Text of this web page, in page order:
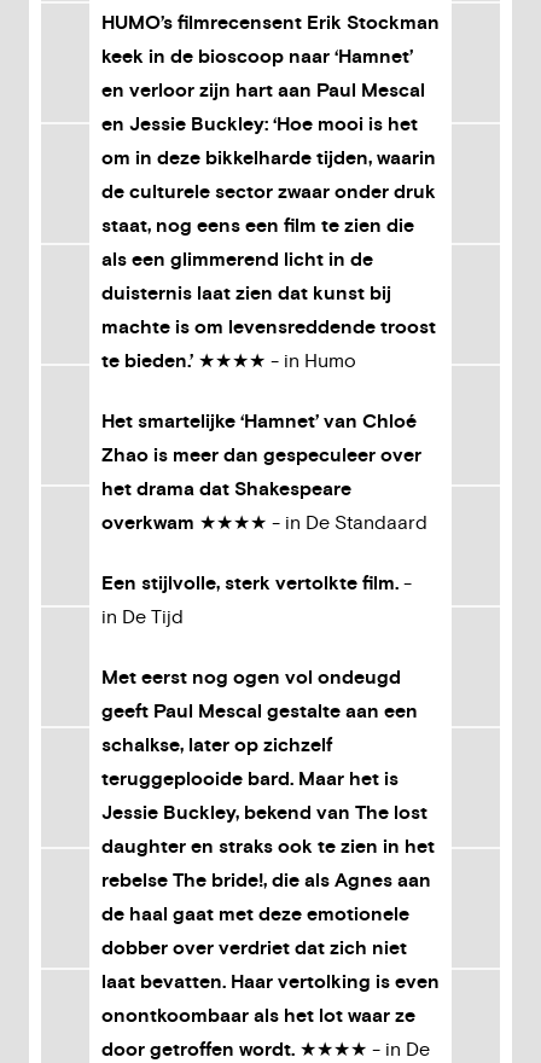
HUMO’s filmrecensent Erik Stockman
keek in de bioscoop naar ‘Hamnet’
en verloor zijn hart aan Paul Mescal
en Jessie Buckley: ‘Hoe mooi is het
om in deze bikkelharde tijden, waarin
de culturele sector zwaar onder druk
staat, nog eens een film te zien die
als een glimmerend licht in de
duisternis laat zien dat kunst bij
machte is om levensreddende troost
te bieden.’ ★★★★ - in Humo
Het smartelijke ‘Hamnet’ van Chloé
Zhao is meer dan gespeculeer over
het drama dat Shakespeare
overkwam ★★★★ - in De Standaard
Een stijlvolle, sterk vertolkte film. -
in De Tijd
Met eerst nog ogen vol ondeugd
geeft Paul Mescal gestalte aan een
schalkse, later op zichzelf
teruggeplooide bard. Maar het is
Jessie Buckley, bekend van The lost
daughter en straks ook te zien in het
rebelse The bride!, die als Agnes aan
de haal gaat met deze emotionele
dobber over verdriet dat zich niet
laat bevatten. Haar vertolking is even
onontkoombaar als het lot waar ze
door getroffen wordt. ★★★★ - in De